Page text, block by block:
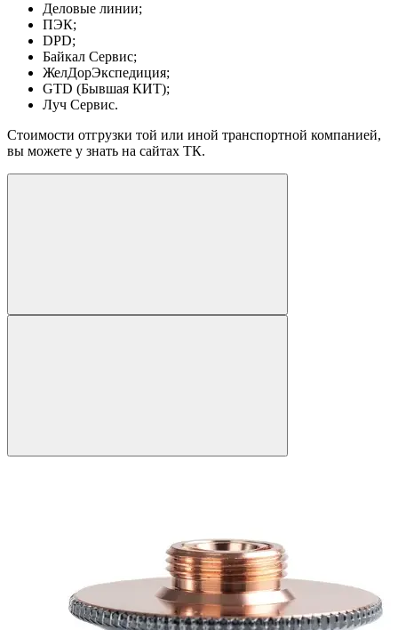
Деловые линии;
ПЭК;
DPD;
Байкал Сервис;
ЖелДорЭкспедиция;
GTD (Бывшая КИТ);
Луч Сервис.
Стоимости отгрузки той или иной транспортной компанией,
вы можете у знать на сайтах ТК.